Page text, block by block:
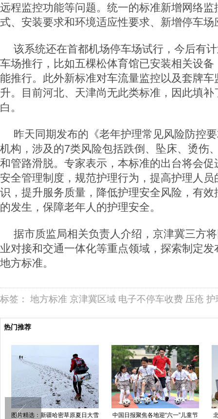
远程监控功能等问题。统一的标准新增网络
式、安装要求和环境适应性要求、新增停车
该系统还在首都机场停车场试行，今后有
车场推行，比如五棵松体育馆已安装相关设
能推行。此外新标准对车流量监控以及套牌
升。目前河北、天津尚无此类标准，因此填
白。
昨天同期发布的《老年护理常见风险防控
机构，涉及的7类风险包括跌倒、坠床、烫伤
和管路滑脱。专家表示，本标准的出台将会
安全管理制度，规范护理行为，提高护理人
识，提升服务质量，降低护理安全风险，有
的发生，保障老年人的护理安全。
据市质监局相关负责人介绍，京津冀三方
业对接和交通一体化等重点领域，探索制定
地方标准。
标签： 地方标准 京津冀区域 电子不停车收费 压疮 护
热门推荐
图片精选：新疆哈密草原夏日大雪
中国日报聚焦各地迎“六一”儿童节